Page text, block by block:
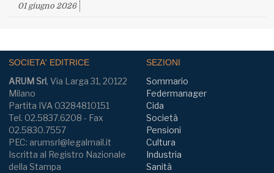
01 giugno 2026
SOCIETA' EDITRICE
ARUM Srl, Via Larga 31, 20122
Milano
Partita IVA 03284810151
Tel. 02.5837.6208 - Fax
02.5830.7557
PEC: arumsrl@legalmail.it
Iscritta al Registro Nazionale
della Stampa
SEZIONI
Sommario
Federmanager
Cida
Società
Pensioni
Cultura
Industria
Sanità